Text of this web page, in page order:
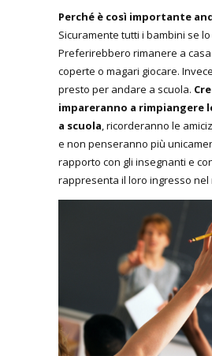
Perché è così importante
Sicuramente tutti i bambini se
Preferirebbero rimanere a
coperte o magari giocare.
presto per andare a scuola.
impareranno a rimpiangere
a scuola , ricorderanno le
e non penseranno più
rapporto con gli insegnanti e
rappresenta il loro ingresso nel